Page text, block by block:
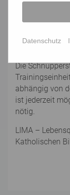
werden.
Die
abhängig von
ist jederzeit
nötig.
LIMA –
Katholischen
Datenschutz